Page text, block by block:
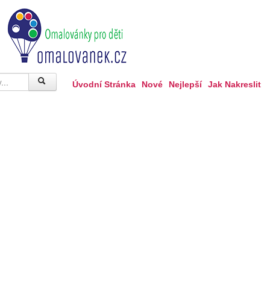
Úvodní Stránka Nové Nejlepší Jak Nakreslit